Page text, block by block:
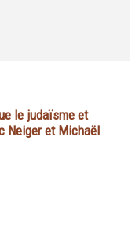
le judaïsme et
Neiger et Michaël